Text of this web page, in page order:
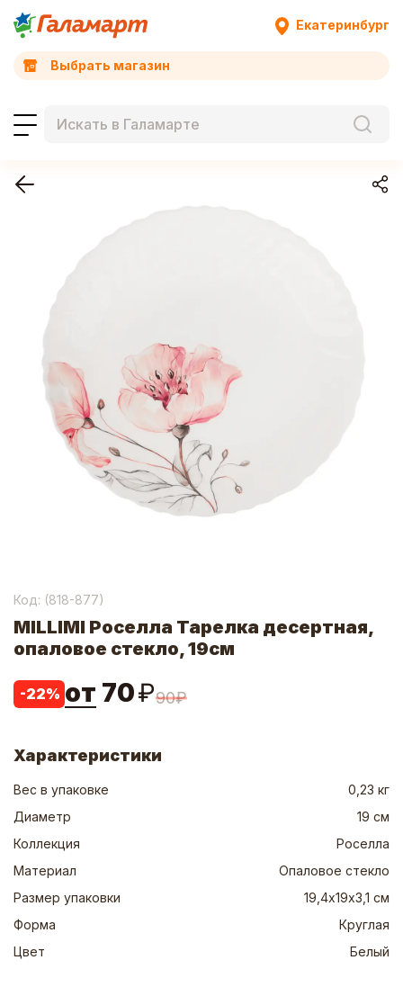
Екатеринбург
Выбрать магазин
Код: (818-877)
MILLIMI Роселла Тарелка десертная,
опаловое стекло, 19см
-22% от 70₽90₽
Характеристики
Вес в упаковке
0,23 кг
Диаметр
19 см
Коллекция
Роселла
Материал
Опаловое стекло
Размер упаковки
19,4х19х3,1 см
Форма
Круглая
Цвет
Белый